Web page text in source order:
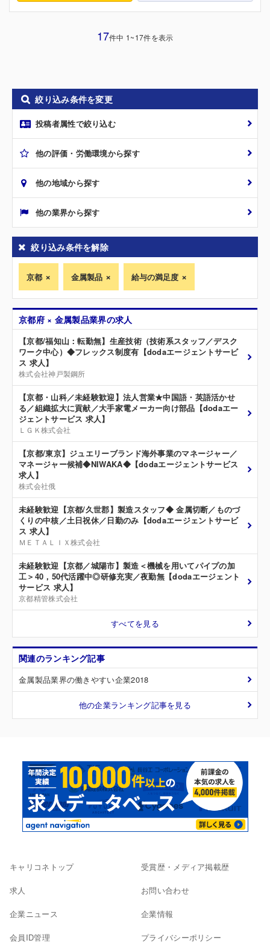
17件中 1~17件を表示
絞り込み条件を変更
投稿者属性で絞り込む
他の評価・労働環境から探す
他の地域から探す
他の業界から探す
絞り込み条件を解除
京都 金属製品 給与の満足度
京都府 × 金属製品業界の求人
【京都/福知山：転勤無】生産技術（技術系スタッフ／デスク
ワーク中心）◆フレックス制度有【dodaエージェントサービ
ス 求人】
株式会社神戸製鋼所
【京都・山科／未経験歓迎】法人営業★中国語・英語活かせ
る／組織拡大に貢献／大手家電メーカー向け部品【dodaエー
ジェントサービス 求人】
ＬＧＫ株式会社
【京都/東京】ジュエリーブランド海外事業のマネージャー／
マネージャー候補◆NIWAKA◆【dodaエージェントサービス
求人】
株式会社俄
未経験歓迎【京都/久世郡】製造スタッフ◆ 金属切断／ものづ
くりの中核／土日祝休／日勤のみ【dodaエージェントサービ
ス 求人】
ＭＥＴＡＬＩＸ株式会社
未経験歓迎【京都／城陽市】製造＜機械を用いてパイプの加
工＞40，50代活躍中◎研修充実／夜勤無【dodaエージェント
サービス 求人】
京都精管株式会社
すべてを見る
関連のランキング記事
金属製品業界の働きやすい企業2018
他の企業ランキング記事を見る
キャリコネトップ
求人
企業ニュース
会員ID管理
受賞歴・メディア掲載歴
お問い合わせ
企業情報
プライバシーポリシー